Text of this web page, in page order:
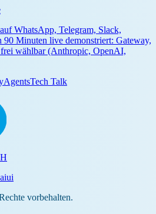
WhatsApp, Telegram, Slack,
Minuten live demonstriert: Gateway,
wählbar (Anthropic, OpenAI,
AgentsTech Talk
aiui
vorbehalten.